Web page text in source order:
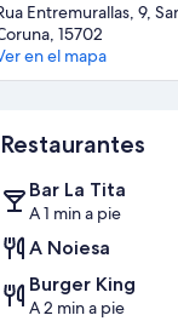
Entremurallas, 9,
15702
en el mapa
Restaurantes
Bar La Tita
A 1 min a pie
A Noiesa
Burger King
A 2 min a pie